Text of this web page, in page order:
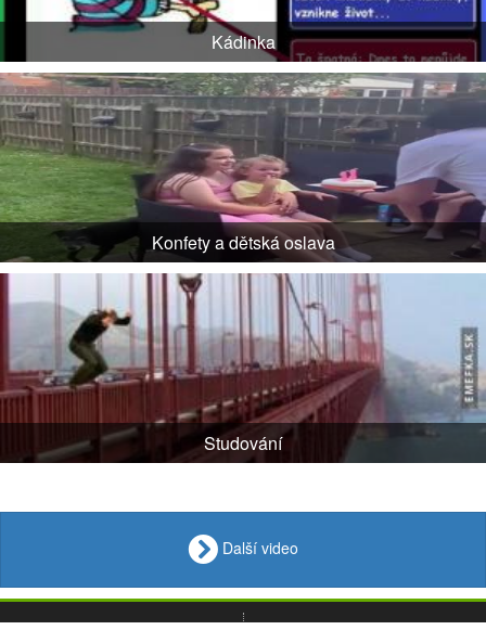
Kádinka
Konfety a dětská oslava
Studování
Další video